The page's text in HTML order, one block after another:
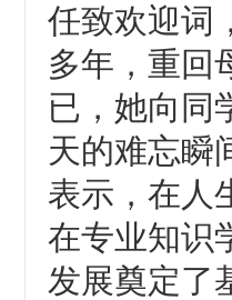
任致欢迎词
多年，重回
已，她向同
天的难忘瞬
表示，在人
在专业知识
发展奠定了